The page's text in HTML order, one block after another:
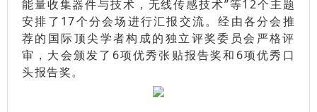
能量收集器件与技术，无线传感技术”等12个主题
安排了17个分会场进行汇报交流。经由各分会推
荐的国际顶尖学者构成的独立评奖委员会严格评
审，大会颁发了6项优秀张贴报告奖和6项优秀口
头报告奖。